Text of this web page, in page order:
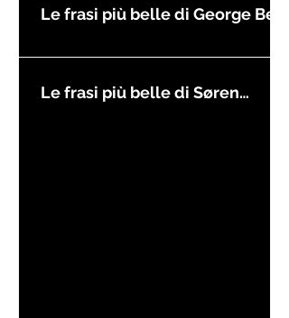
Le frasi più belle di George Best
Le frasi più belle di Søren